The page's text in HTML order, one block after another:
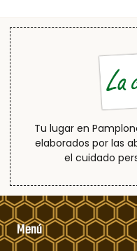
Tu lugar en
elaborados por las
el cuidado
Menú